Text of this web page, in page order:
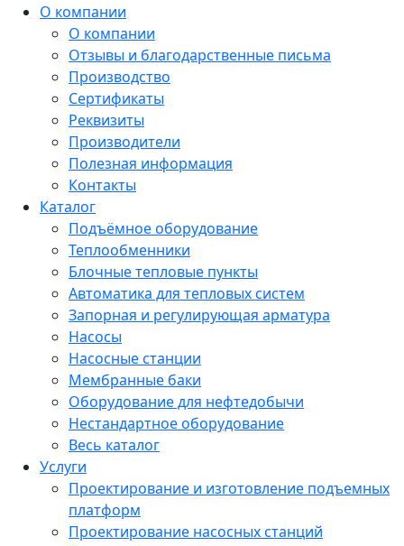
О компании
О компании
Отзывы и благодарственные письма
Производство
Сертификаты
Реквизиты
Производители
Полезная информация
Контакты
Каталог
Подъёмное оборудование
Теплообменники
Блочные тепловые пункты
Автоматика для тепловых систем
Запорная и регулирующая арматура
Насосы
Насосные станции
Мембранные баки
Оборудование для нефтедобычи
Нестандартное оборудование
Весь каталог
Услуги
Проектирование и изготовление подъемных
платформ
Проектирование насосных станций